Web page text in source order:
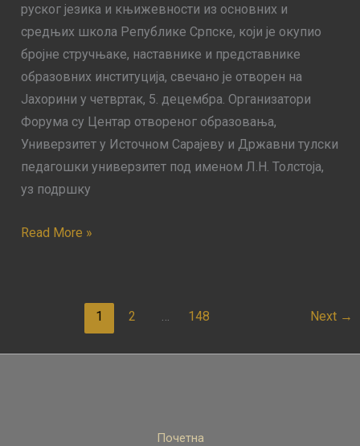
руског језика и књижевности из основних и
средњих школа Републике Српске, који је окупио
бројне стручњаке, наставнике и представнике
образовних институција, свечано је отворен на
Јахорини у четвртак, 5. децембра. Организатори
Форума су Центар отвореног образовања,
Универзитет у Источном Сарајеву и Државни тулски
педагошки универзитет под именом Л.Н. Толстоја,
уз подршку
књижевности
из
основних
средњих
школа
Републике
Српске
Read More »
1 2 … 148 Next →
Почетна